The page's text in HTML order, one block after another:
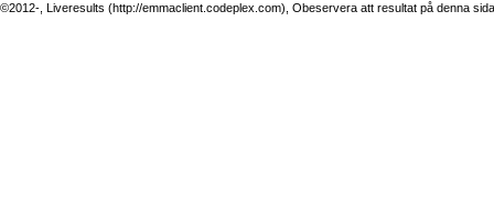
©2012-, Liveresults (http://emmaclient.codeplex.com), Obeservera att resultat på denna